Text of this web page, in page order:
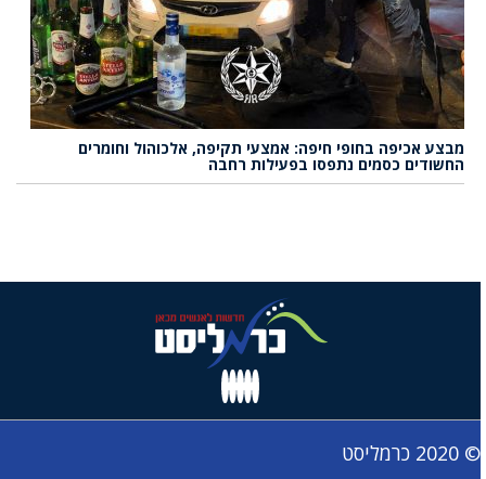
מבצע אכיפה בחופי חיפה: אמצעי תקיפה, אלכוהול וחומרים
החשודים כסמים נתפסו בפעילות רחבה
© 2020 כרמליסט